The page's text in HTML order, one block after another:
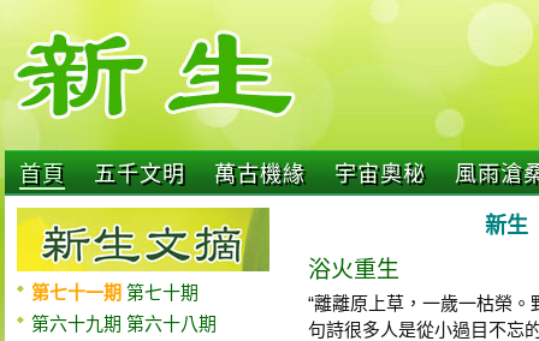
首頁 五千文明 萬古機緣 宇宙奧秘 風雨滄
第七十一期 第七十期
第六十九期 第六十八期
新生
浴火重生
“離離原上草，一歲一枯榮
句詩很多人是從小過目不忘